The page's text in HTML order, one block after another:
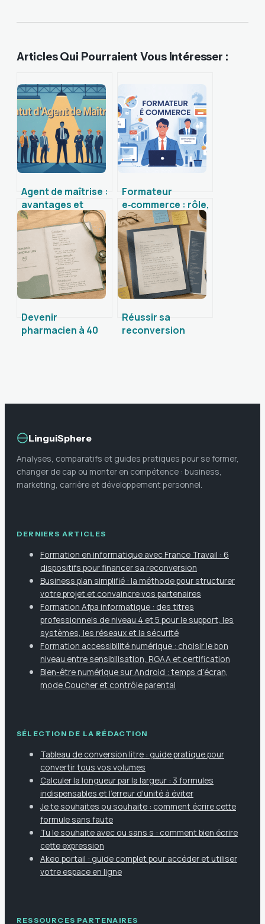
Articles Qui Pourraient Vous Intéresser :
Agent de maîtrise :
avantages et
inconvénients à
bien connaître
avant d’évoluer
Formateur
e‑commerce : rôle,
compétences et
parcours pour
réussir
Devenir
pharmacien à 40
Réussir sa
reconversion
LinguiSphere
Analyses, comparatifs et guides pratiques pour se former,
changer de cap ou monter en compétence : business,
marketing, carrière et développement personnel.
DERNIERS ARTICLES
Formation en informatique avec France Travail : 6
dispositifs pour financer sa reconversion
Business plan simplifié : la méthode pour structurer
votre projet et convaincre vos partenaires
Formation Afpa informatique : des titres
professionnels de niveau 4 et 5 pour le support, les
systèmes, les réseaux et la sécurité
Formation accessibilité numérique : choisir le bon
niveau entre sensibilisation, RGAA et certification
Bien-être numérique sur Android : temps d’écran,
mode Coucher et contrôle parental
SÉLECTION DE LA RÉDACTION
Tableau de conversion litre : guide pratique pour
convertir tous vos volumes
Calculer la longueur par la largeur : 3 formules
indispensables et l'erreur d'unité à éviter
Je te souhaites ou souhaite : comment écrire cette
formule sans faute
Tu le souhaite avec ou sans s : comment bien écrire
cette expression
Akeo portail : guide complet pour accéder et utiliser
votre espace en ligne
RESSOURCES PARTENAIRES